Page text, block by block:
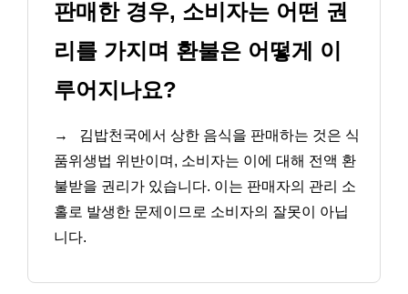
판매한 경우, 소비자는 어떤 권
리를 가지며 환불은 어떻게 이
루어지나요?
→
김밥천국에서 상한 음식을 판매하는 것은 식
품위생법 위반이며, 소비자는 이에 대해 전액 환
불받을 권리가 있습니다. 이는 판매자의 관리 소
홀로 발생한 문제이므로 소비자의 잘못이 아닙
니다.